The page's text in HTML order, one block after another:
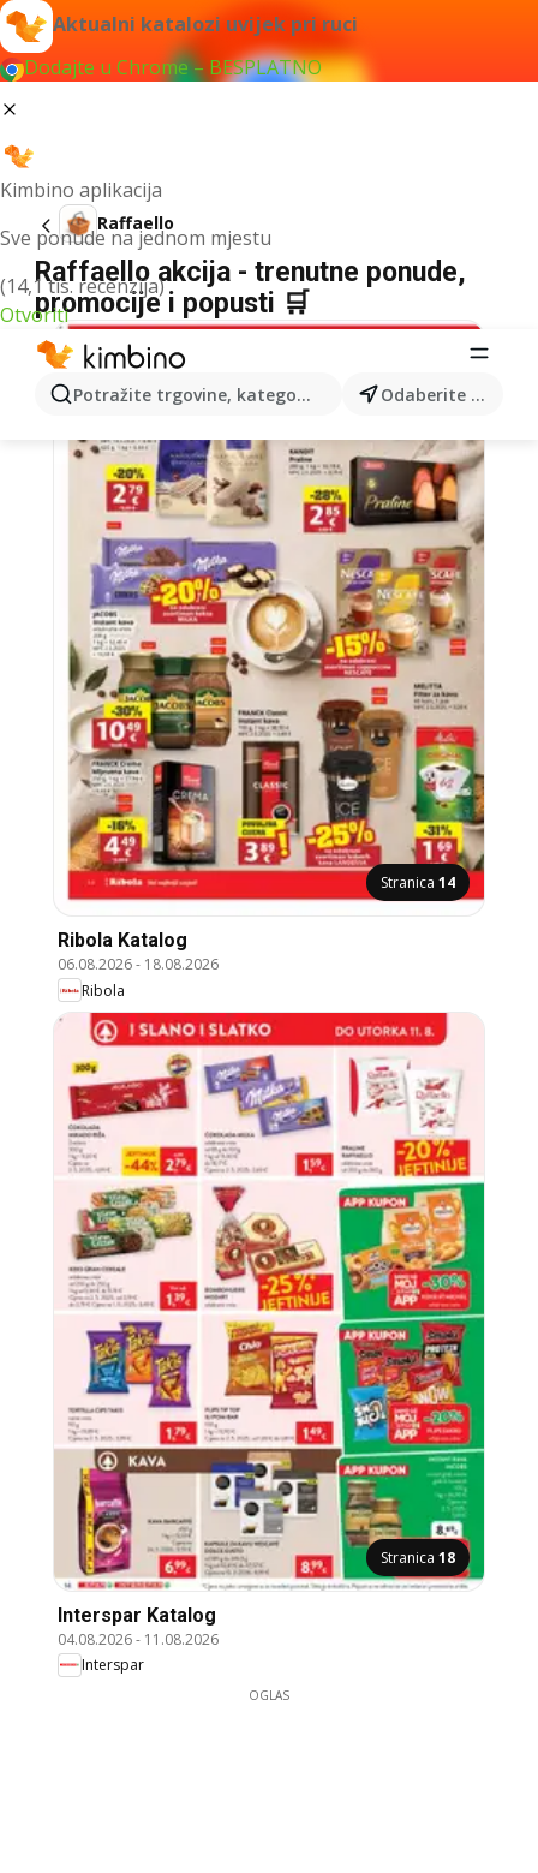
Aktualni katalozi uvijek pri ruci
Dodajte u Chrome – BESPLATNO
Kimbino aplikacija
Sve ponude na jednom mjestu
(14,1 tis. recenzija)
Otvoriti
Potražite trgovine, kategorije, proizvode... Odaberite grad
Raffaello
Raffaello akcija - trenutne ponude,
promocije i popusti 🛒
Stranica 14
Ribola Katalog
06.08.2026- 18.08.2026
Ribola
Stranica 18
Interspar Katalog
04.08.2026- 11.08.2026
Interspar
OGLAS